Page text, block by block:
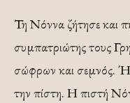
Τη Νόννα ζήτησε και
συμπατριώτης τους
σώφρων και σεμνός.
την πίστη. Η πιστή